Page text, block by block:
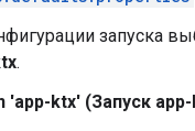
запуска
.
'app-ktx' (Запуск